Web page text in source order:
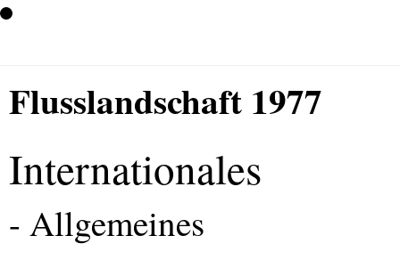
Flusslandschaft 1977
Internationales
- Allgemeines